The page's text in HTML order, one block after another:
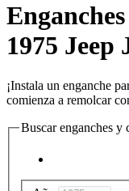
1975 Jeep
¡Instala un enganche
comienza a remolcar
Buscar enganches y